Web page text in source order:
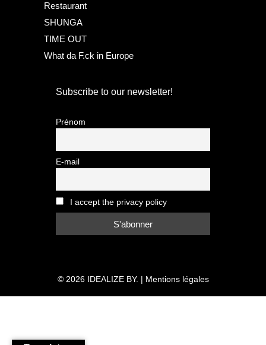
Restaurant
SHUNGA
TIME OUT
What da F.ck in Europe
Subscribe to our newsletter!
Prénom
E-mail
I accept the privacy policy
© 2026 IDEALIZE BY. | Mentions légales